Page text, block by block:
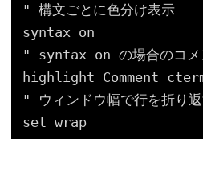
" 構文ごとに色分け表示
syntax on
" syntax on の場合のコメ
highlight Comment
" ウィンドウ幅で行を折り
set wrap